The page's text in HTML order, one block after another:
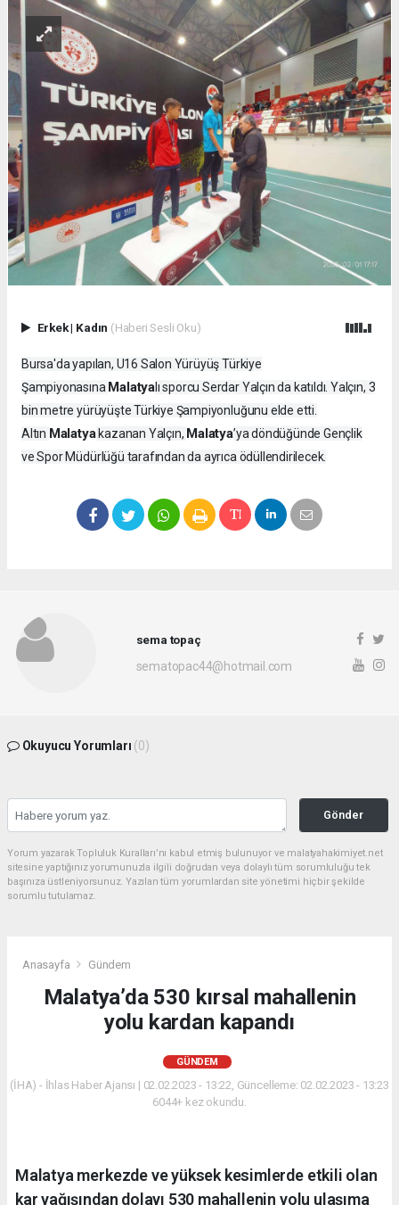
Erkek| Kadın (Haberi Sesli Oku)
Bursa'da yapılan, U16 Salon Yürüyüş Türkiye
Şampiyonasına Malatyalı sporcu Serdar Yalçın da katıldı. Yalçın, 3
bin metre yürüyüşte Türkiye Şampiyonluğunu elde etti.
Altın Malatyakazanan Yalçın, Malatya’ya döndüğünde Gençlik
ve Spor Müdürlüğü tarafından da ayrıca ödüllendirilecek.
sema topaç
sematopac44@hotmail.com
Okuyucu Yorumları (0)
Gönder
Yorum yazarak Topluluk Kuralları’nı kabul etmiş bulunuyor ve malatyahakimiyet.net
sitesine yaptığınız yorumunuzla ilgili doğrudan veya dolaylı tüm sorumluluğu tek
başınıza üstleniyorsunuz. Yazılan tüm yorumlardan site yönetimi hiçbir şekilde
sorumlu tutulamaz.
Anasayfa Gündem
Malatya’da 530 kırsal mahallenin
yolu kardan kapandı
GÜNDEM
(İHA) - İhlas Haber Ajansı | 02.02.2023 - 13:22, Güncelleme: 02.02.2023 - 13:23
6044+ kez okundu.
Malatya merkezde ve yüksek kesimlerde etkili olan
kar yağışından dolayı 530 mahallenin yolu ulaşıma